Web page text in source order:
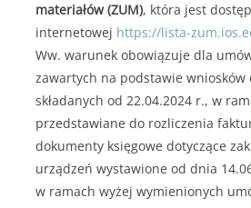
materiałów (ZUM), która jest
internetowej https://lista-
Ww. warunek obowiązuje dla
zawartych na podstawie wniosków
składanych od 22.04.2024 r., w
przedstawiane do rozliczenia
dokumenty księgowe dotyczące
urządzeń wystawione od dnia
w ramach wyżej wymienionych